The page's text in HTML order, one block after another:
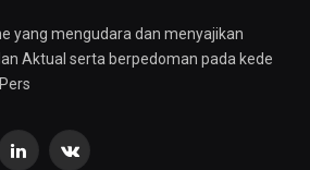
yang mengudara dan menyajikan
Aktual serta berpedoman pada kede
LinkedInVKontakte